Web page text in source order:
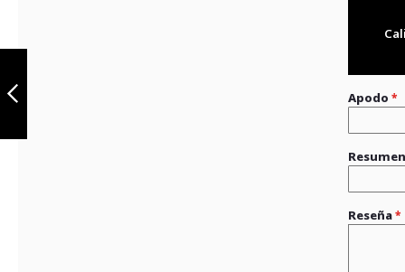
Apodo
Resumen
Reseña